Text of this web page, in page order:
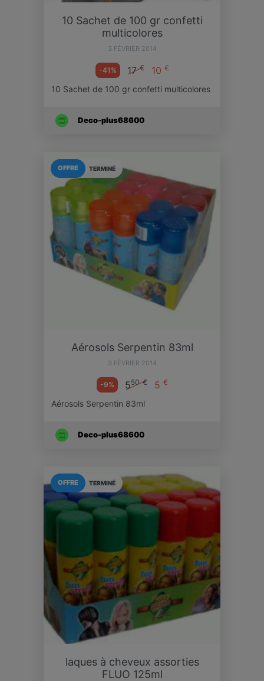
10 Sachet de 100 gr confetti
multicolores
3 FÉVRIER 2014
-41% 17€ 10 €
10 Sachet de 100 gr confetti multicolores
Deco-plus68600
TERMINÉ
OFFRE
Aérosols Serpentin 83ml
3 FÉVRIER 2014
-9% 550 € 5 €
Aérosols Serpentin 83ml
Deco-plus68600
TERMINÉ
OFFRE
laques à cheveux assorties
FLUO 125ml